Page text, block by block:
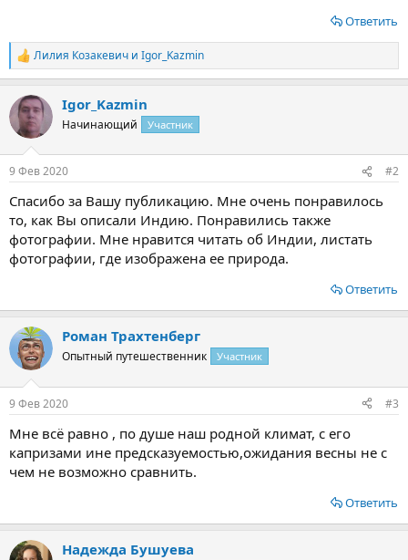
Ответить
Р
е
к
ц
и
Лилия Козакевич и Igor_Kazmin
Igor_Kazmin
Начинающий Участник
9 Фев 2020 #2
Спасибо за Вашу публикацию. Мне очень понравилось
то, как Вы описали Индию. Понравились также
фотографии. Мне нравится читать об Индии, листать
фотографии, где изображена ее природа.
Ответить
Роман Трахтенберг
Опытный путешественник Участник
9 Фев 2020 #3
Мне всё равно , по душе наш родной климат, с его
капризами ине предсказуемостью,ожидания весны не с
чем не возможно сравнить.
Ответить
Надежда Бушуева